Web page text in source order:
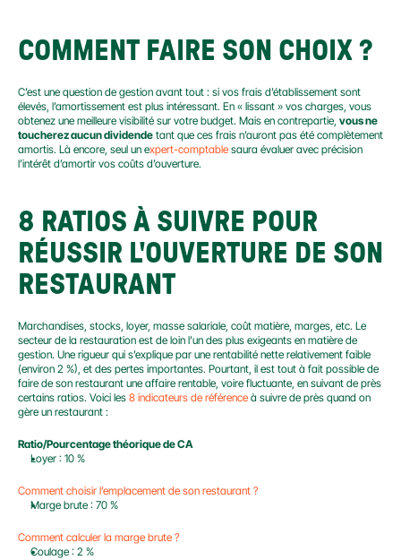
COMMENT FAIRE SON CHOIX ?
C’est une question de gestion avant tout : si vos frais d’établissement sont
élevés, l’amortissement est plus intéressant. En « lissant » vos charges, vous
obtenez une meilleure visibilité sur votre budget. Mais en contrepartie, vous ne
toucherez aucun dividende tant que ces frais n’auront pas été complètement
amortis. Là encore, seul un expert-comptable saura évaluer avec précision
l’intérêt d’amortir vos coûts d’ouverture.
8 RATIOS À SUIVRE POUR
RÉUSSIR L'OUVERTURE DE SON
RESTAURANT
Marchandises, stocks, loyer, masse salariale, coût matière, marges, etc. Le
secteur de la restauration est de loin l’un des plus exigeants en matière de
gestion. Une rigueur qui s’explique par une rentabilité nette relativement faible
(environ 2 %), et des pertes importantes. Pourtant, il est tout à fait possible de
faire de son restaurant une affaire rentable, voire fluctuante, en suivant de près
certains ratios. Voici les 8 indicateurs de référence à suivre de près quand on
gère un restaurant :
Ratio/Pourcentage théorique de CA
Loyer : 10 %
Comment choisir l’emplacement de son restaurant ?
Marge brute : 70 %
Comment calculer la marge brute ?
Coulage : 2 %